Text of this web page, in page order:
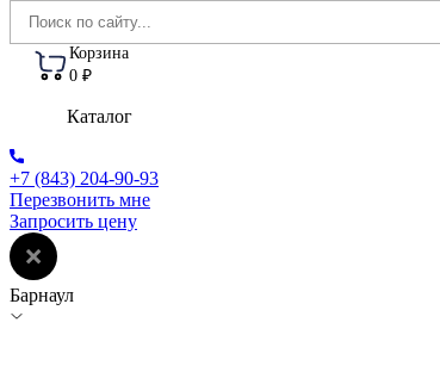
Корзина
0 ₽
Каталог
+7 (843) 204-90-93
Перезвонить мне
Запросить цену
Барнаул